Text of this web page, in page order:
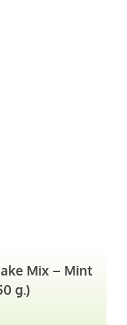
Mix – Mint
g.)